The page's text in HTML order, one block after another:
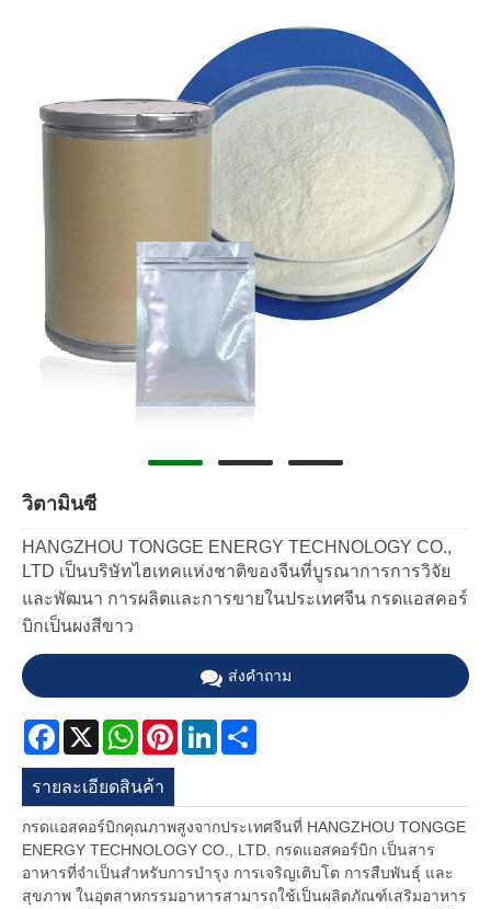
วิตามินซี
HANGZHOU TONGGE ENERGY TECHNOLOGY CO.,
LTD เป็นบริษัทไฮเทคแห่งชาติของจีนที่บูรณาการการวิจัย
และพัฒนา การผลิตและการขายในประเทศจีน กรดแอสคอร์
บิกเป็นผงสีขาว
ส่งคำถาม
Facebook
X WhatsApp
PinterestLinkedIn
รายละเอียดสินค้า
กรดแอสคอร์บิกคุณภาพสูงจากประเทศจีนที่ HANGZHOU TONGGE
ENERGY TECHNOLOGY CO., LTD. กรดแอสคอร์บิก เป็นสาร
อาหารที่จำเป็นสำหรับการบำรุง การเจริญเติบโต การสืบพันธุ์ และ
สุขภาพ ในอุตสาหกรรมอาหารสามารถใช้เป็นผลิตภัณฑ์เสริมอาหาร